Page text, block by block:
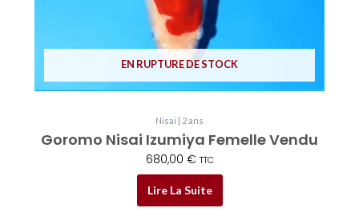
EN RUPTURE DE STOCK
Nisai | 2 ans
Goromo Nisai Izumiya Femelle Vendu
680,00 € TTC
Lire La Suite